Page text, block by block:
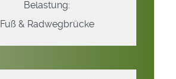
Belastung:
Fuß & Radwegbrücke